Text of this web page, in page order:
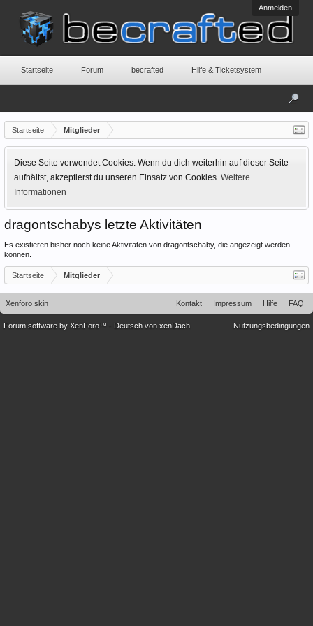
Anmelden
Startseite Mitglieder
Diese Seite verwendet Cookies. Wenn du dich weiterhin auf dieser Seite
aufhältst, akzeptierst du unseren Einsatz von Cookies. Weitere
Informationen
dragontschabys letzte Aktivitäten
Es existieren bisher noch keine Aktivitäten von dragontschaby, die angezeigt werden
können.
Startseite Mitglieder
Startseite Forum becrafted Hilfe & Ticketsystem
Xenforo skin Kontakt Impressum Hilfe FAQ
Nutzungsbedingungen
Forum software by XenForo™ - Deutsch von xenDach